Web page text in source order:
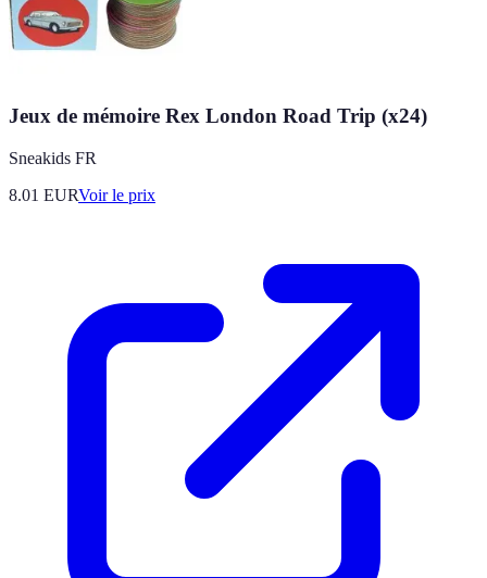
Jeux de mémoire Rex London Road Trip (x24)
Sneakids FR
8.01 EURVoir le prix